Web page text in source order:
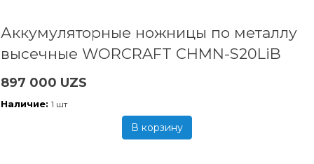
Аккумуляторные ножницы по металлу
высечные WORCRAFT CHMN-S20LiB
897 000 UZS
Наличие: 1 шт
В корзину